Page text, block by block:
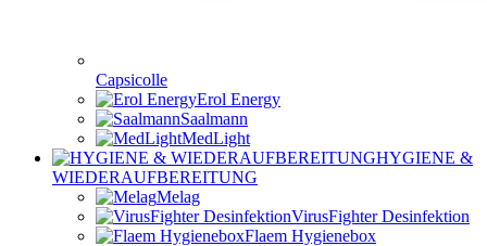
Capsicolle
Erol Energy
Saalmann
MedLight
HYGIENE &
WIEDERAUFBEREITUNG
Melag
VirusFighter Desinfektion
Flaem Hygienebox